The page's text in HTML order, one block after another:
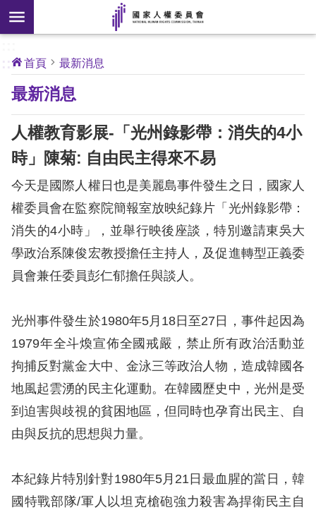
前往主要內容區塊
搜
尋
開
新
]
核
心
人
權
公
約
關
於
本
會
最
新
息
人
權
業
務
心
人
權
:::
首頁 最新消息
最新消息
人權教育影展-「光州錄影帶：消失的4小
時」陳菊: 自由民主得來不易
今天是國際人權日也是美麗島事件發生之日，國家人
權委員會在監察院簡報室放映紀錄片「光州錄影帶：
消失的4小時」，並舉行映後座談，特別邀請東吳大
學政治系陳俊宏教授擔任主持人，及促進轉型正義委
員會兼任委員彭仁郁擔任與談人。
光州事件發生於1980年5月18日至27日，事件起因為
1979年全斗煥宣佈全國戒嚴，禁止所有政治活動並
拘捕反對黨金大中、金泳三等政治人物，造成韓國各
地風起雲湧的民主化運動。在韓國歷史中，光州是受
到迫害與歧視的貧困地區，但同時也孕育出民主、自
由與反抗的思想與力量。
本紀錄片特別針對1980年5月21日最血腥的當日，韓
國特戰部隊/軍人以坦克槍砲強力殺害為捍衛民主自